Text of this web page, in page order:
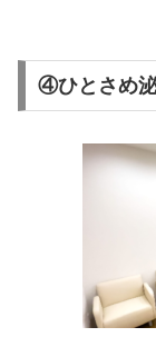
④ひとさめ